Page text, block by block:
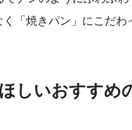
「焼きパン」にこだわ
しいおすすめ